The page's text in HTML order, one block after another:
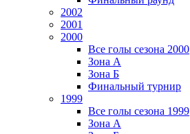
2002
2001
2000
Все голы сезона 2000
Зона А
Зона Б
Финальный турнир
1999
Все голы сезона 1999
Зона А